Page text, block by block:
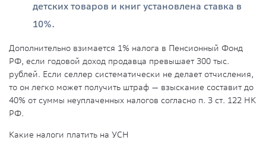
детских товаров и книг установлена ставка в
10%.
Дополнительно взимается 1% налога в Пенсионный Фонд
РФ, если годовой доход продавца превышает 300 тыс.
рублей. Если селлер систематически не делает отчисления,
то он легко может получить штраф — взыскание составит до
40% от суммы неуплаченных налогов согласно п. 3 ст. 122 НК
РФ.
Какие налоги платить на УСН